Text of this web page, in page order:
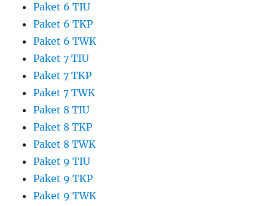
Paket 6 TIU
Paket 6 TKP
Paket 6 TWK
Paket 7 TIU
Paket 7 TKP
Paket 7 TWK
Paket 8 TIU
Paket 8 TKP
Paket 8 TWK
Paket 9 TIU
Paket 9 TKP
Paket 9 TWK